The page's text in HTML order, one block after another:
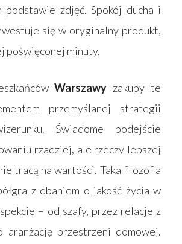
podstawie zdjęć. Spokój ducha i
się w oryginalny produkt,
poświęconej minuty.
Warszawy zakupy te
przemyślanej strategii
Świadome podejście
rzadziej, ale rzeczy lepszej
tracą na wartości. Taka filozofia
z dbaniem o jakość życia w
– od szafy, przez relacje z
aranżację przestrzeni domowej.